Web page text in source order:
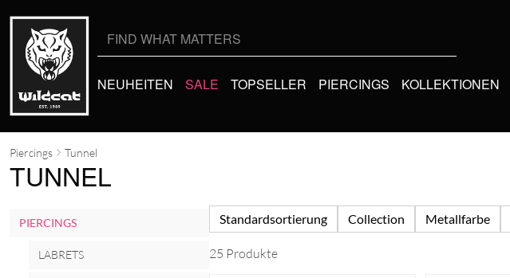
NEUHEITEN SALE TOPSELLER PIERCINGS KOLLEKTIONEN
Piercings Tunnel
TUNNEL
PIERCINGS
LABRETS
Standardsortierung Collection Metallfarbe
25 Produkte